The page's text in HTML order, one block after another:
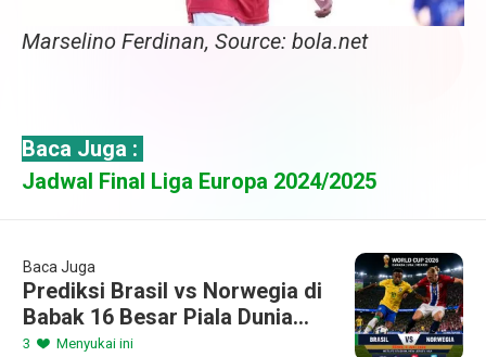
Marselino Ferdinan, Source: bola.net
Baca Juga :
Jadwal Final Liga Europa 2024/2025
Baca Juga
Prediksi Brasil vs Norwegia di
Babak 16 Besar Piala Dunia
2026
3 Menyukai ini